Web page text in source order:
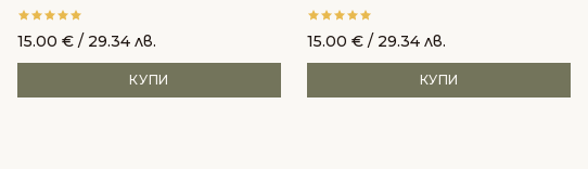
15.00 € / 29.34 лв.
КУПИ
Alkemilla
15.00€ / 29.34 лв.
КУПИ